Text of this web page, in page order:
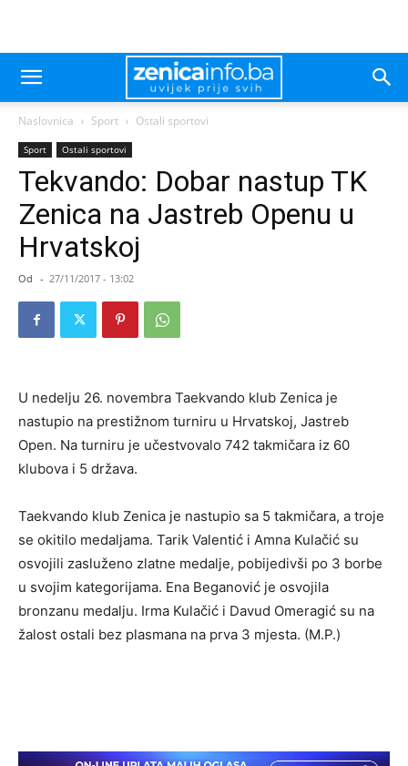
Naslovnica Sport Ostali sportovi
Sport Ostali sportovi
Tekvando: Dobar nastup TK
Zenica na Jastreb Openu u
Hrvatskoj
Od - 27/11/2017 - 13:02
U nedelju 26. novembra Taekvando klub Zenica je
nastupio na prestižnom turniru u Hrvatskoj, Jastreb
Open. Na turniru je učestvovalo 742 takmičara iz 60
klubova i 5 država.
Taekvando klub Zenica je nastupio sa 5 takmičara, a troje
se okitilo medaljama. Tarik Valentić i Amna Kulačić su
osvojili zasluženo zlatne medalje, pobijedivši po 3 borbe
u svojim kategorijama. Ena Beganović je osvojila
bronzanu medalju. Irma Kulačić i Davud Omeragić su na
žalost ostali bez plasmana na prva 3 mjesta. (M.P.)